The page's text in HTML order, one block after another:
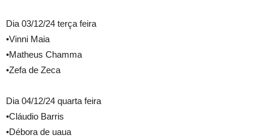
Dia 03/12/24 terça feira
•Vinni Maia
•Matheus Chamma
•Zefa de Zeca
Dia 04/12/24 quarta feira
•Cláudio Barris
•Débora de uaua